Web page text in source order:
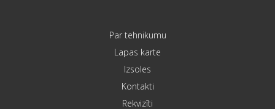
Par tehnikumu
Lapas karte
Izsoles
Kontakti
Rekvizīti